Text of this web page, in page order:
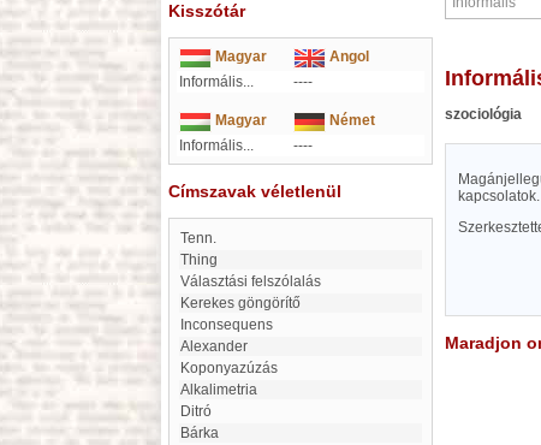
Kisszótár
Magyar
Angol
Informális...
----
Magyar
Német
Informális...
----
Címszavak véletlenül
Tenn.
Thing
Választási felszólalás
Kerekes göngörítő
Inconsequens
Alexander
Koponyazúzás
alkalimetria
Ditró
Bárka
szociológia
kapcsolatok.
Maradjon